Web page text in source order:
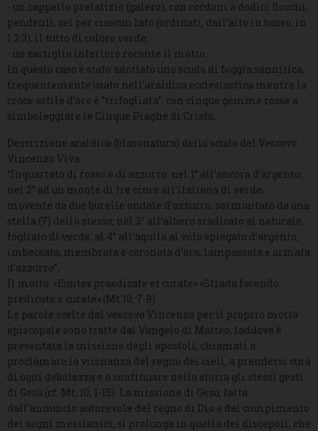
- un cappello prelatizio (galero), con cordoni a dodici fiocchi,
pendenti, sei per ciascun lato (ordinati, dall’alto in basso, in
1.2.3), il tutto di colore verde;
- un cartiglio inferiore recante il motto.
In questo caso è stato adottato uno scudo di foggia sannitica,
frequentemente usato nell’araldica ecclesiastica mentre la
croce astile d’oro è “trifogliata”, con cinque gemme rosse a
simboleggiare le Cinque Piaghe di Cristo.
Descrizione araldica (blasonatura) dello scudo del Vescovo
Vincenzo Viva
“Inquartato di rosso e di azzurro: nel 1° all’ancora d’argento;
nel 2° ad un monte di tre cime all’italiana di verde,
movente da due burelle ondate d’azzurro, sormontato da una
stella (7) dello stesso; nel 3° all’albero sradicato al naturale,
fogliato di verde; al 4° all’aquila al volo spiegato d’argento,
imbeccata, membrata e coronata d’oro, lampassata e armata
d’azzurro”.
Il motto: «Euntes praedicate et curate» «Strada facendo
predicate e curate» (Mt 10, 7-8)
Le parole scelte dal vescovo Vincenzo per il proprio motto
episcopale sono tratte dal Vangelo di Matteo, laddove è
presentata la missione degli apostoli, chiamati a
proclamare la vicinanza del regno dei cieli, a prendersi cura
di ogni debolezza e a continuare nella storia gli stessi gesti
di Gesù (cf. Mt, 10, 1-15). La missione di Gesù, fatta
dall’annuncio autorevole del regno di Dio e dal compimento
dei segni messianici, si prolunga in quella dei discepoli, che